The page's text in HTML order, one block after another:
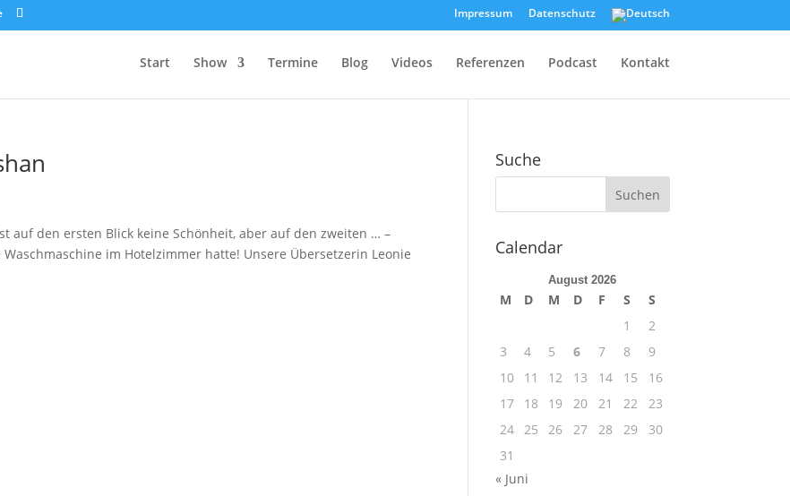
Impressum Datenschutz
Start Show Termine Blog Videos Referenzen Podcast Kontakt
auf den ersten Blick keine Schönheit, aber auf den zweiten … –
im Hotelzimmer hatte! Unsere Übersetzerin Leonie
Suche
Calendar
August 2026
M D M D F S
S
1
2
3
4 5 6 7 8
9
10
11 12 13 14 15
16
17
18 19 20 21 22
23
24 25 26 27 28 29
30
31
« Juni